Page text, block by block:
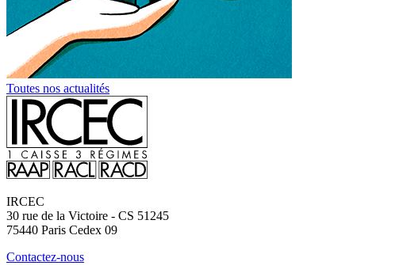
Toutes nos actualités
IRCEC
30 rue de la Victoire - CS 51245
75440 Paris Cedex 09
Contactez-nous